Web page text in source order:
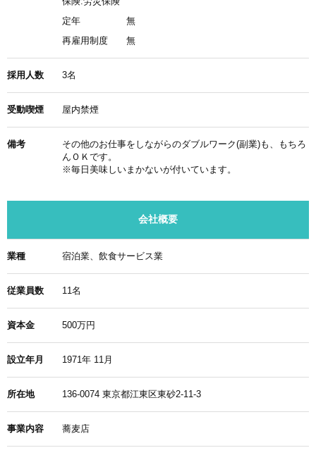
定年
無
再雇用制度
無
採用人数 3名
受動喫煙 屋内禁煙
備考
その他のお仕事をしながらのダブルワーク(副業)も、もちろ
んＯＫです。
※毎日美味しいまかないが付いています。
会社概要
業種 宿泊業、飲食サービス業
従業員数 11名
資本金 500万円
設立年月 1971年 11月
所在地 136-0074 東京都江東区東砂2-11-3
事業内容 蕎麦店